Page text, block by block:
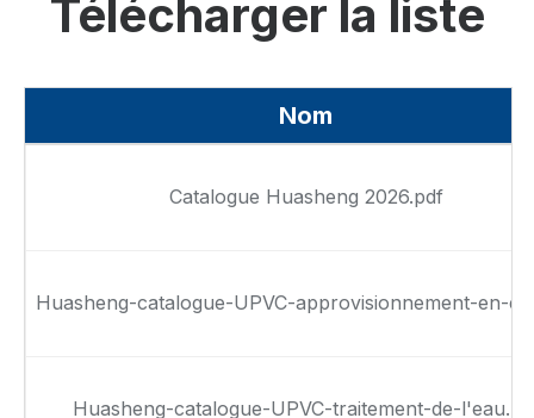
Télécharger la liste
Nom
Catalogue Huasheng 2026.pdf
Huasheng-catalogue-UPVC-approvisionnement-en-
Huasheng-catalogue-UPVC-traitement-de-